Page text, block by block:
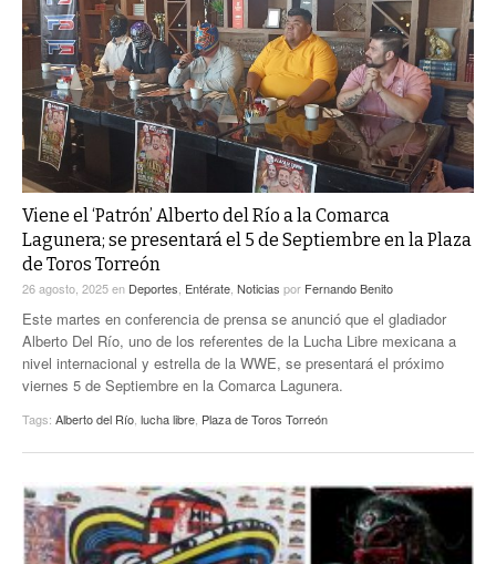
EXA
EL EXACTO
EXA INFORMA
GLOBO
CONTEXTOS
TRAYECTO LAGUNA
A MEDIA MAÑANA
A TODA LEY
ENTRE LAGUNEROS
DIÁLOGOS CON LA HISTORIA
TWEETS AND BEATS
ACTUALIDADES GREM
PULSO
LA MEJOR INFORMACIÓN
COLABORADORES
PC29
ACTUALIDADES GREM
Viene el ‘Patrón’ Alberto del Río a la Comarca
Lagunera; se presentará el 5 de Septiembre en la Plaza
de Toros Torreón
26 agosto, 2025en Deportes, Entérate, Noticias por Fernando Benito
Este martes en conferencia de prensa se anunció que el gladiador
Alberto Del Río, uno de los referentes de la Lucha Libre mexicana a
nivel internacional y estrella de la WWE, se presentará el próximo
viernes 5 de Septiembre en la Comarca Lagunera.
Tags: Alberto del Río, lucha libre, Plaza de Toros Torreón